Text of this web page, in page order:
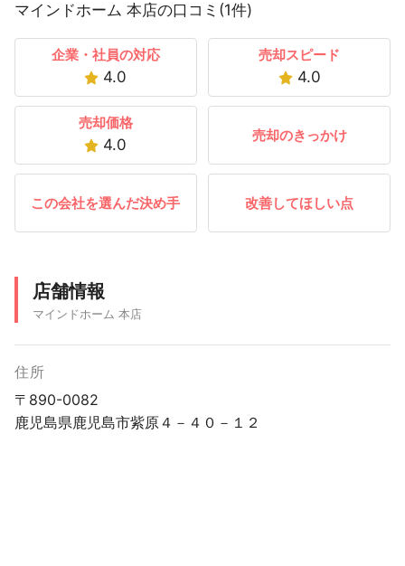
マインドホーム 本店の口コミ(1件)
企業・社員の対応
4.0
売却スピード
4.0
売却価格
4.0
売却のきっかけ
この会社を選んだ決め手 改善してほしい点
店舗情報
マインドホーム 本店
住所
〒890-0082
鹿児島県鹿児島市紫原４－４０－１２